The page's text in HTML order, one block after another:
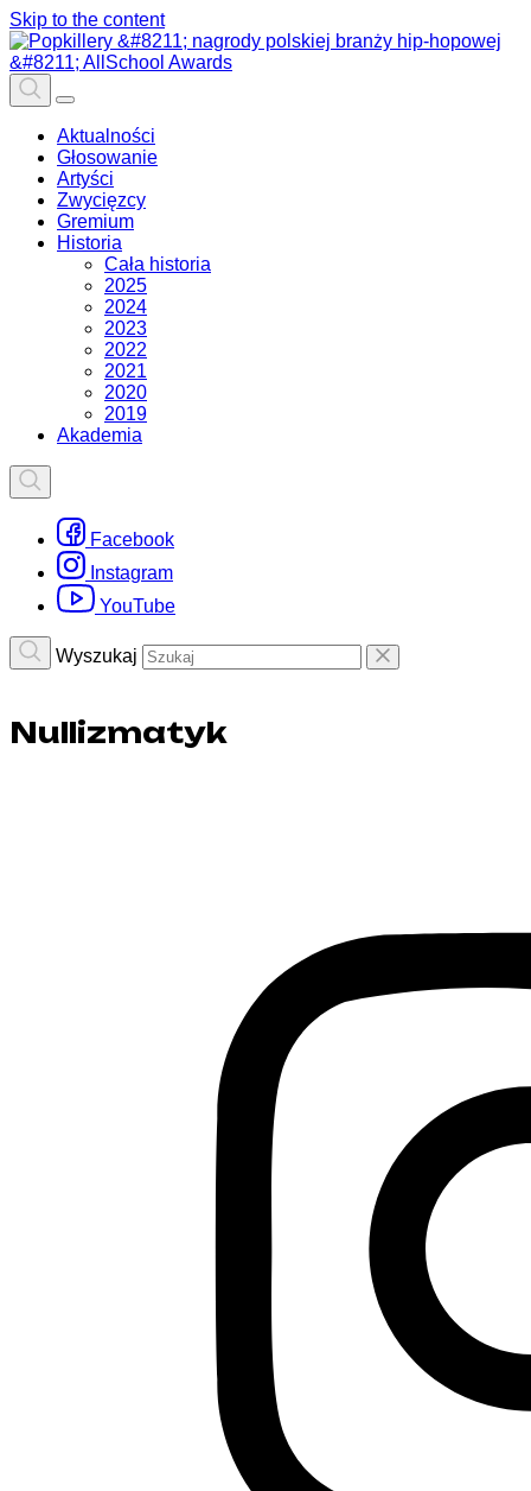
Skip to the content
Aktualności
Głosowanie
Artyści
Zwycięzcy
Gremium
Historia
Cała historia
2025
2024
2023
2022
2021
2020
2019
Akademia
Facebook
Instagram
YouTube
Wyszukaj
Nullizmatyk